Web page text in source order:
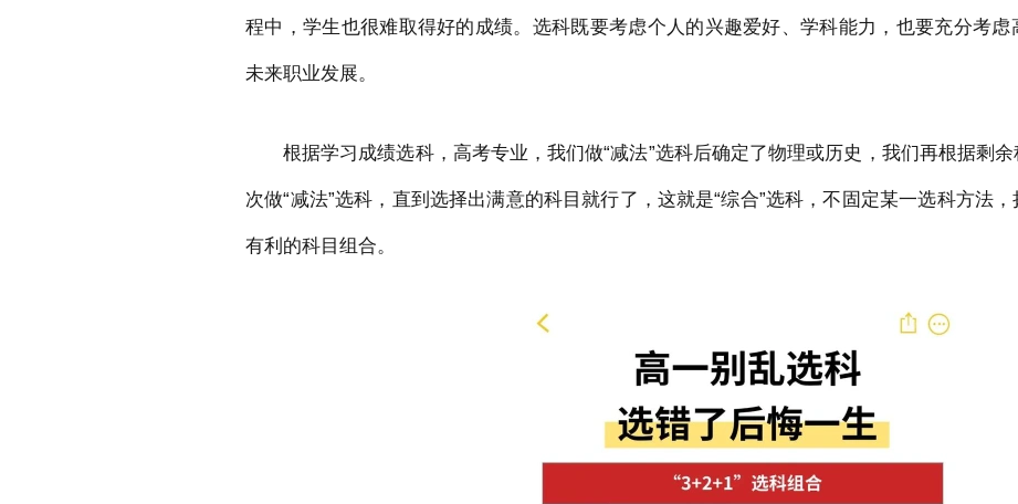
程中，学生也很难取得好的成绩。选科既要考虑个人的兴趣爱好、学科能力，也要充分考虑
未来职业发展。
根据学习成绩选科，高考专业，我们做“减法”选科后确定了物理或历史，我们再根据剩
次做“减法”选科，直到选择出满意的科目就行了，这就是“综合”选科，不固定某一选科方法
有利的科目组合。